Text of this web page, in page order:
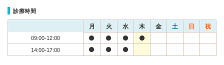
診療時間
月 火 水 木 金 土 日 祝
09:00-12:00
14:00-17:00